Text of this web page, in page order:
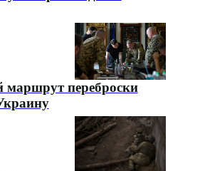
переброски